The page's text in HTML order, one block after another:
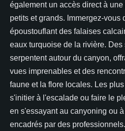
également un accès direct à
petits et grands. Immergez-vous
époustouflant des falaises
eaux turquoise de la rivière.
serpentent autour du canyon,
vues imprenables et des
faune et la flore locales. Les
s'initier à l'escalade ou faire le
en s'essayant au canyoning ou
encadrés par des